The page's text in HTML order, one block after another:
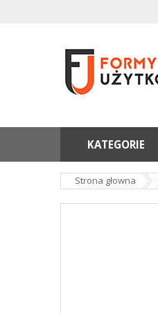
KATEGORIE
Strona głowna